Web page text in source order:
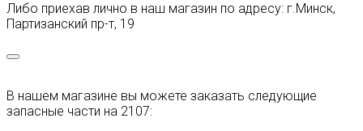
Либо приехав лично в наш магазин по адресу: г.Минск,
Партизанский пр-т, 19
В нашем магазине вы можете заказать следующие
запасные части на 2107: